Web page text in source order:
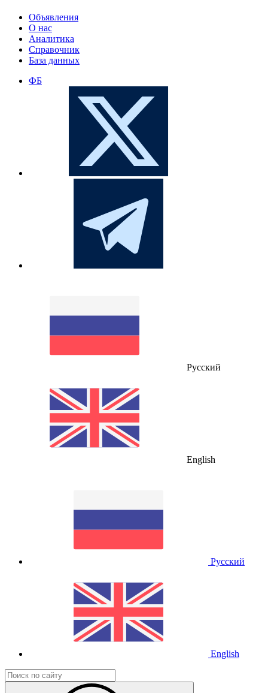
Объявления
О нас
Аналитика
Справочник
База данных
ФБ
Русский
English
Русский
English